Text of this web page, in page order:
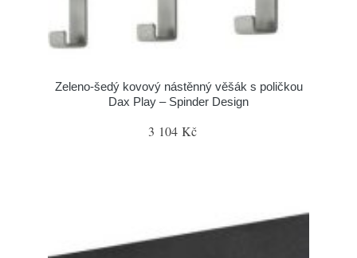
Zeleno-šedý kovový nástěnný věšák s poličkou
Dax Play – Spinder Design
3 104 Kč